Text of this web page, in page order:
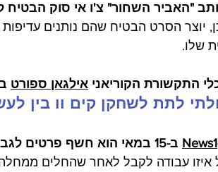
"האביר השחור" צ'ו אי סוק
יוצר הסרט הבטיח שהם נותנים
שלו.
התקשורת הקוריאני אילגאן ספורט ב-15
לתת לשחקן קים וו בין
News1 ב-15 במאי הוא חשף פרטים לגבי העבודה עם קים וו בין:
איזו עבודה לקבל לאחר שהחלים